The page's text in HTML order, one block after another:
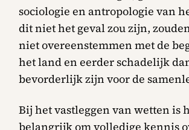
sociologie en antropologie van
dit niet het geval zou zijn,
niet overeenstemmen met de
het land en eerder schadelijk
bevorderlijk zijn voor de
Bij het vastleggen van wetten is
belangrijk om volledige kennis